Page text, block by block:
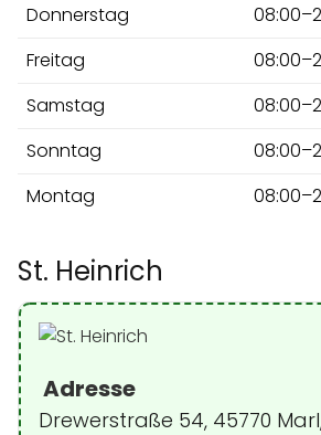
Donnerstag
Freitag
Samstag
Sonntag
Montag
St. Heinrich
Adresse
Drewerstraße 54, 45770